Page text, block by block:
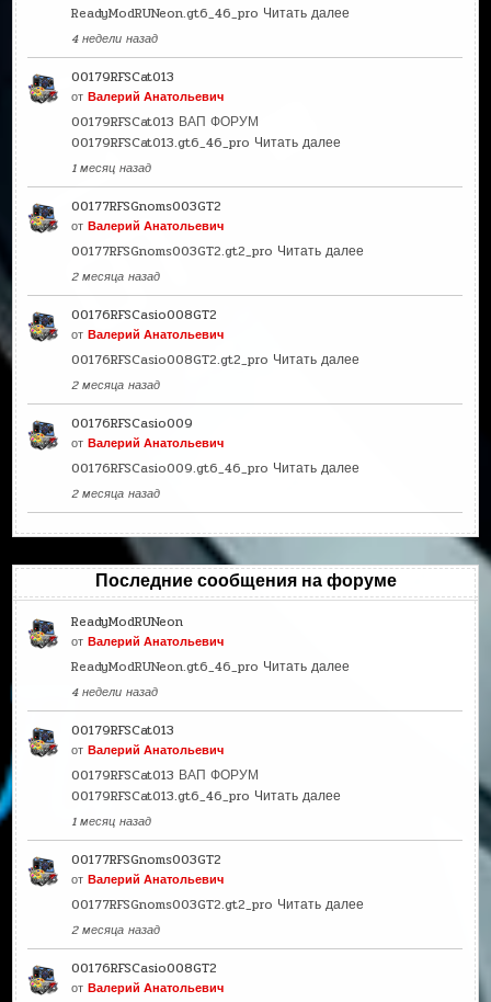
ReadyModRUNeon.gt6_46_pro Читать далее
4 недели назад
00179RFSCat013
отВалерий Анатольевич
00179RFSCat013 ВАП ФОРУМ
00179RFSCat013.gt6_46_pro Читать далее
1 месяц назад
00177RFSGnoms003GT2
отВалерий Анатольевич
00177RFSGnoms003GT2.gt2_pro Читать далее
2 месяца назад
00176RFSCasio008GT2
отВалерий Анатольевич
00176RFSCasio008GT2.gt2_pro Читать далее
2 месяца назад
00176RFSCasio009
отВалерий Анатольевич
00176RFSCasio009.gt6_46_pro Читать далее
2 месяца назад
Последние сообщения на форуме
ReadyModRUNeon
отВалерий Анатольевич
ReadyModRUNeon.gt6_46_pro Читать далее
4 недели назад
00179RFSCat013
отВалерий Анатольевич
00179RFSCat013 ВАП ФОРУМ
00179RFSCat013.gt6_46_pro Читать далее
1 месяц назад
00177RFSGnoms003GT2
отВалерий Анатольевич
00177RFSGnoms003GT2.gt2_pro Читать далее
2 месяца назад
00176RFSCasio008GT2
отВалерий Анатольевич